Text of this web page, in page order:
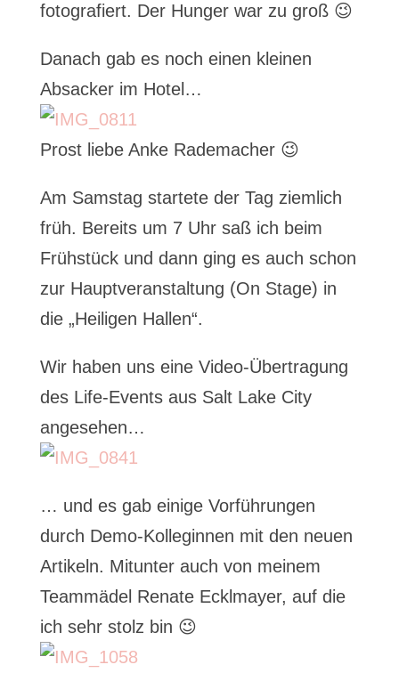
fotografiert. Der Hunger war zu groß 😉
Danach gab es noch einen kleinen
Absacker im Hotel…
Prost liebe Anke Rademacher 😉
Am Samstag startete der Tag ziemlich
früh. Bereits um 7 Uhr saß ich beim
Frühstück und dann ging es auch schon
zur Hauptveranstaltung (On Stage) in
die „Heiligen Hallen“.
Wir haben uns eine Video-Übertragung
des Life-Events aus Salt Lake City
angesehen…
… und es gab einige Vorführungen
durch Demo-Kolleginnen mit den neuen
Artikeln. Mitunter auch von meinem
Teammädel Renate Ecklmayer, auf die
ich sehr stolz bin 😉